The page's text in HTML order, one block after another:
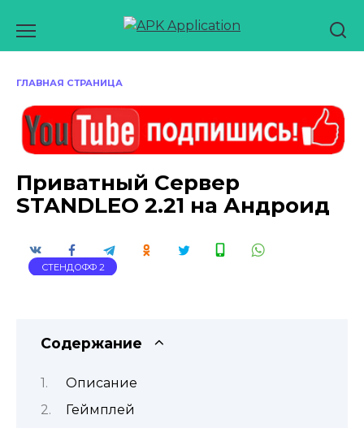
содержанию
ГЛАВНАЯ СТРАНИЦА
Приватный Сервер
STANDLEO 2.21 на Андроид
СТЕНДОФФ 2
Содержание
Описание
Геймплей